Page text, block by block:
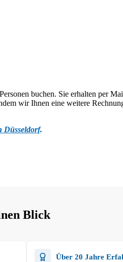
buchen. Sie erhalten per
wir Ihnen eine weitere
Düsseldorf.
Blick
Über 20 Jahre